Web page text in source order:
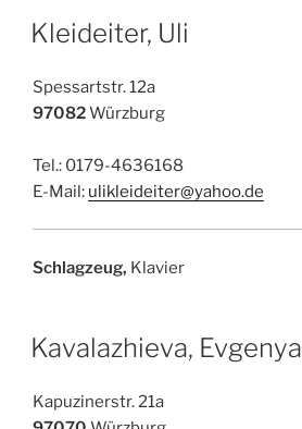
Kleideiter, Uli
Spessartstr. 12a
97082Würzburg
Tel.: 0179-4636168
E-Mail: ulikleideiter@yahoo.de
Schlagzeug, Klavier
Kavalazhieva, Evgenya
Kapuzinerstr. 21a